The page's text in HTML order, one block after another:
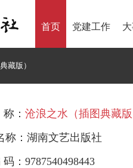
首页 党建工作
藏版）
： 沧浪之水（插图典藏版
称：湖南文艺出版社
：9787540498443